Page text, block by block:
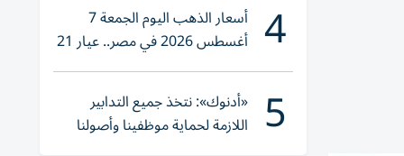
4 أسعار الذهب اليوم الجمعة 7
أغسطس 2026 في مصر.. عيار 21
يقترب من هذا الرقم
5 «أدنوك»: نتخذ جميع التدابير
اللازمة لحماية موظفينا وأصولنا